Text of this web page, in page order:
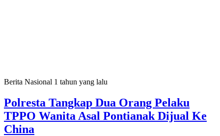
Berita Nasional 1 tahun yang lalu
Polresta Tangkap Dua Orang Pelaku
TPPO Wanita Asal Pontianak Dijual Ke
China